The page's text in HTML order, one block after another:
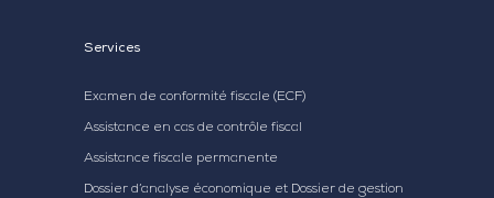
Services
Examen de conformité fiscale (ECF)
Assistance en cas de contrôle fiscal
Assistance fiscale permanente
Dossier d’analyse économique et Dossier de gestion